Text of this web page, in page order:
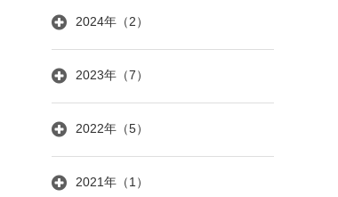
2024年（2）
2023年（7）
2022年（5）
2021年（1）